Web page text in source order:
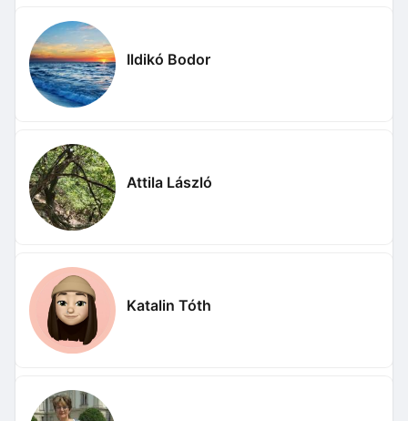
Ildikó Bodor
Attila László
Katalin Tóth